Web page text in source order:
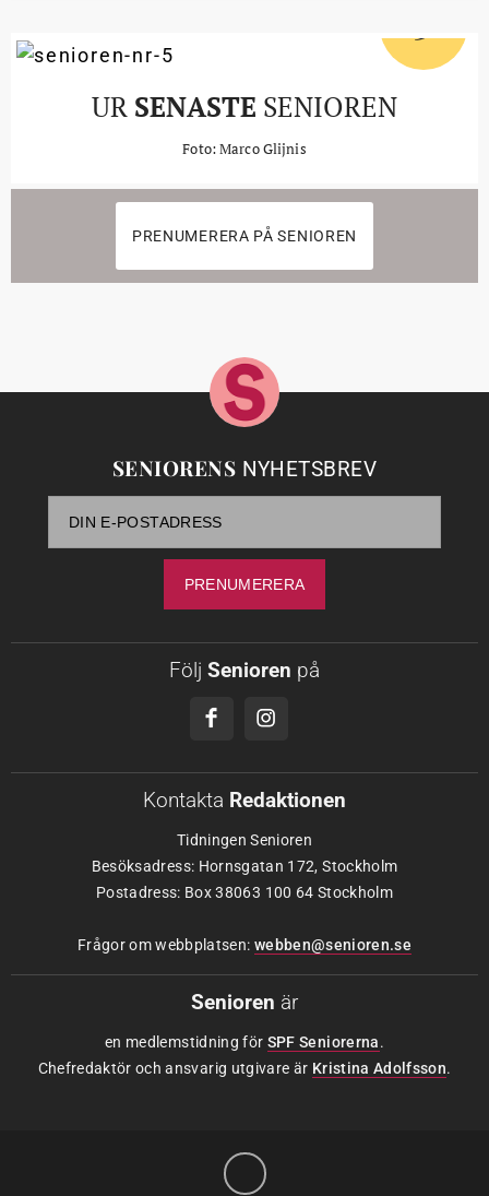
5
UR SENASTE SENIOREN
Foto: Marco Glijnis
PRENUMERERA PÅ SENIOREN
SENIORENS NYHETSBREV
Följ Senioren på
Kontakta Redaktionen
Tidningen Senioren
Besöksadress: Hornsgatan 172, Stockholm
Postadress: Box 38063 100 64 Stockholm
Frågor om webbplatsen: webben@senioren.se
Senioren är
en medlemstidning för SPF Seniorerna.
Chefredaktör och ansvarig utgivare är Kristina Adolfsson.